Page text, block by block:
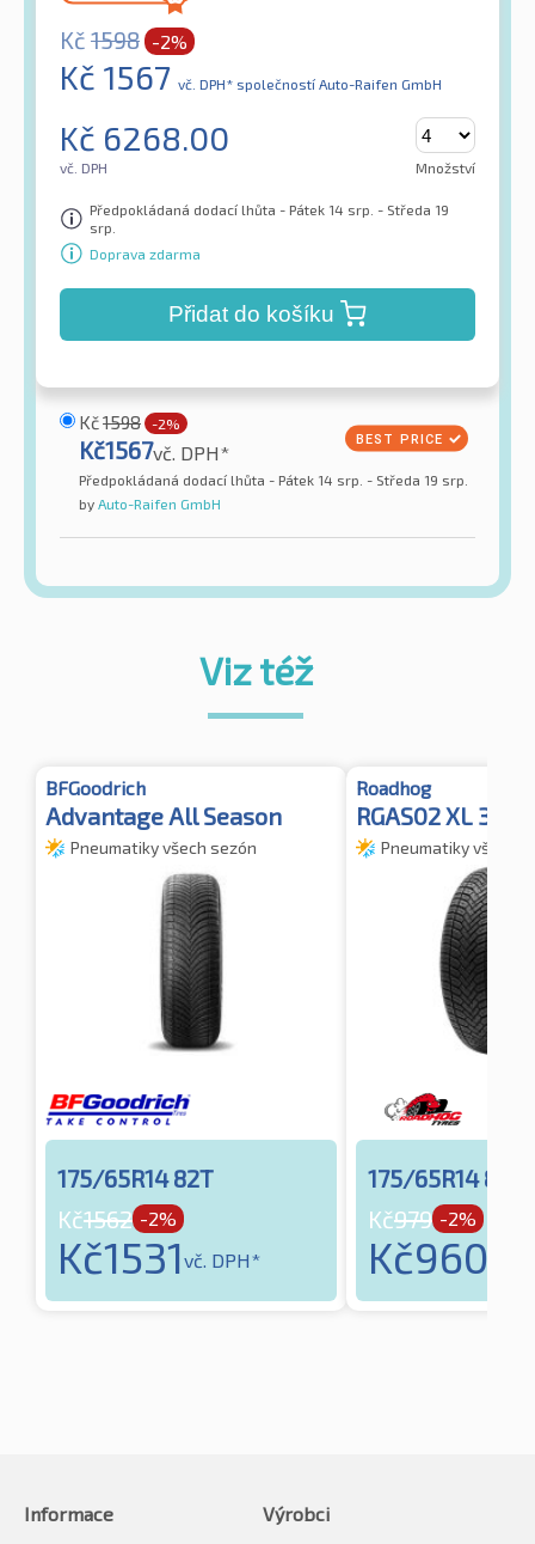
Kč 1598 -2%
Kč 1567 vč. DPH* společností Auto-Raifen GmbH
Kč 6268.00
vč. DPH Množství
Předpokládaná dodací lhůta - Pátek 14 srp. - Středa 19
srp.
Doprava zdarma
Přidat do košíku
Kč1598 -2%
Kč1567vč. DPH*
Předpokládaná dodací lhůta - Pátek 14 srp. - Středa 19 srp.
by Auto-Raifen GmbH
Viz též
BFGoodrich
Advantage All Season
Pneumatiky všech sezón
175/65R14 82T
Kč1562 -2%
Kč1531vč. DPH*
Roadhog
RGAS02 XL
Pneumatiky všech
175/65R14 86H
Kč979 -2%
Kč960
Informace
Výrobci